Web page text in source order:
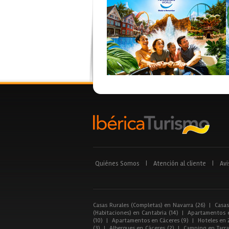
Quiénes Somos Atención al cliente
Casas Rurales (Completas) en Navarra (26) |
(Habitaciones) en Cantabria (14)
| Apartamentos
(10)
| Apartamentos en Cáceres (9) |
Hoteles en